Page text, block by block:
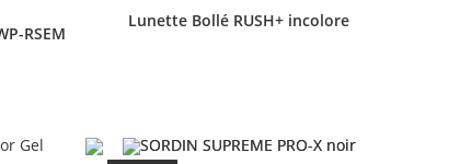
RSEM
Lunette Bollé RUSH+ incolore